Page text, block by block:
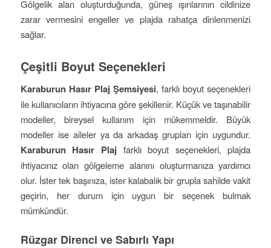
Gölgelik alan oluşturduğunda, güneş ışınlarının cildinize
zarar vermesini engeller ve plajda rahatça dinlenmenizi
sağlar.
Çeşitli Boyut Seçenekleri
Karaburun Hasır Plaj Şemsiyesi, farklı boyut seçenekleri
ile kullanıcıların ihtiyacına göre şekillenir. Küçük ve taşınabilir
modeller, bireysel kullanım için mükemmeldir. Büyük
modeller ise aileler ya da arkadaş grupları için uygundur.
Karaburun Hasır Plaj farklı boyut seçenekleri, plajda
ihtiyacınız olan gölgeleme alanını oluşturmanıza yardımcı
olur. İster tek başınıza, ister kalabalık bir grupla sahilde vakit
geçirin, her durum için uygun bir seçenek bulmak
mümkündür.
Rüzgar Direnci ve Sabırlı Yapı